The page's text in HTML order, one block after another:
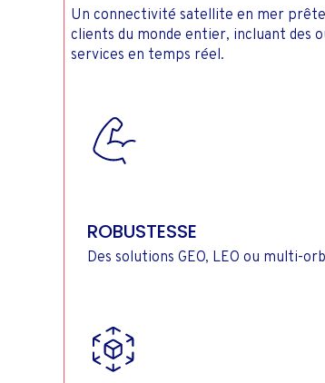
Un connectivité satellite en mer
clients du monde entier, incluant des
services en temps réel.
ROBUSTESSE
Des solutions GEO, LEO ou multi-